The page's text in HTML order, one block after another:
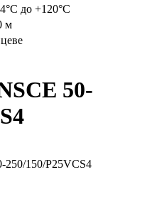
до +120°С
м
50-
250/150/P25VCS4